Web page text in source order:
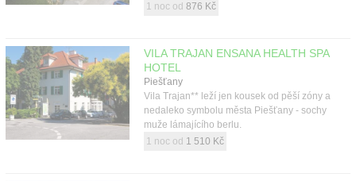
1 noc od 876 Kč
VILA TRAJAN ENSANA HEALTH SPA
HOTEL
Piešťany
Vila Trajan** leží jen kousek od pěší zóny a
nedaleko symbolu města Piešťany - sochy
muže lámajícího berlu.
1 noc od 1 510 Kč